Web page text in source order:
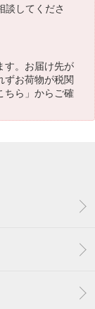
談してくださ
す。お届け先が
ずお荷物が税関
ちら 」からご確